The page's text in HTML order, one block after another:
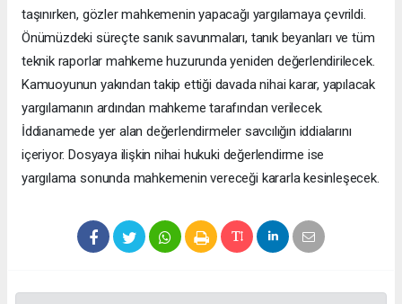
taşınırken, gözler mahkemenin yapacağı yargılamaya çevrildi.
Önümüzdeki süreçte sanık savunmaları, tanık beyanları ve tüm
teknik raporlar mahkeme huzurunda yeniden değerlendirilecek.
Kamuoyunun yakından takip ettiği davada nihai karar, yapılacak
yargılamanın ardından mahkeme tarafından verilecek.
İddianamede yer alan değerlendirmeler savcılığın iddialarını
içeriyor. Dosyaya ilişkin nihai hukuki değerlendirme ise
yargılama sonunda mahkemenin vereceği kararla kesinleşecek.